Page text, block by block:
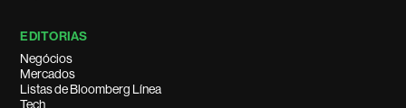
EDITORIAS
Negócios
Mercados
Listas de Bloomberg Línea
Tech